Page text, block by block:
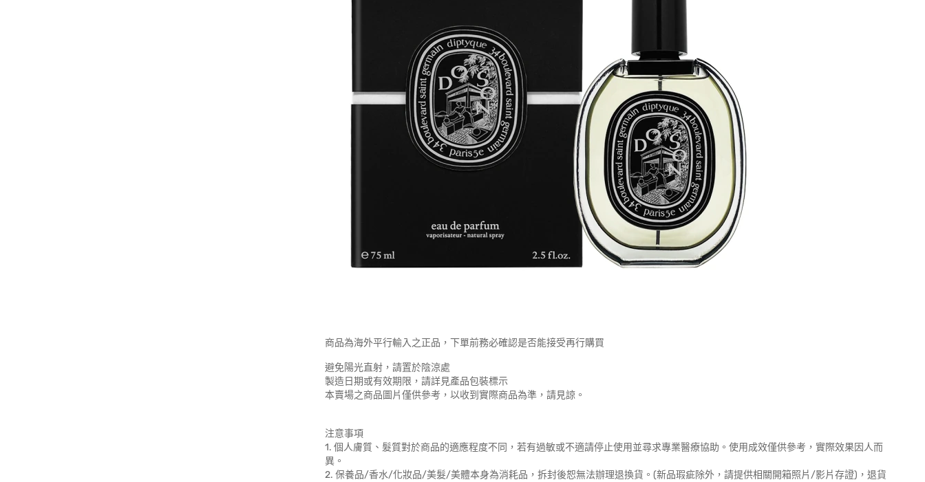
商品為海外平行輸入之正品，下單前務必確認是否能接受再行購買
避免陽光直射，請置於陰涼處
製造日期或有效期限，請詳見產品包裝標示
本賣場之商品圖片僅供參考，以收到實際商品為準，請見諒。
注意事項
1. 個人膚質、髮質對於商品的適應程度不同，若有過敏或不適請停止使用並尋求專業醫療協助。使用成效僅供參考，實際效果因人而
異。
2. 保養品/香水/化妝品/美髮/美體本身為消耗品，拆封後恕無法辦理退換貨。(新品瑕疵除外，請提供相關開箱照片/影片存證)，退貨